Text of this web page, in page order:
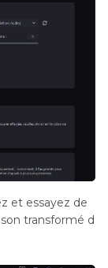
et essayez de
transformé d